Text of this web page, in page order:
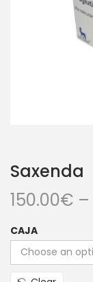
Saxenda
150.00€ –
CAJA